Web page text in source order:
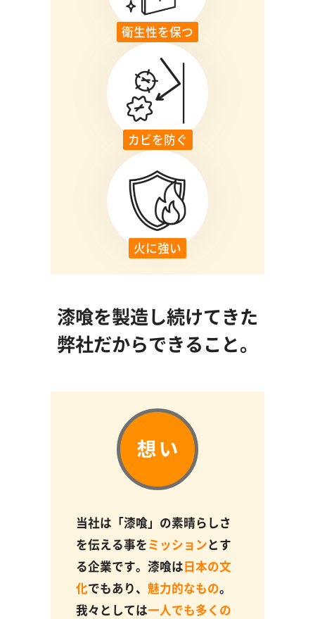
衛生性を保つ
カビを防ぐ
火に強い
漆喰を製造し続けてきた
弊社だからできること。
当社は「漆喰」の素晴らしさ
を伝える事をミッションとす
る企業です。漆喰は日本の文
化でもあり、 魅力的なもの。
我々としては一人でも多くの